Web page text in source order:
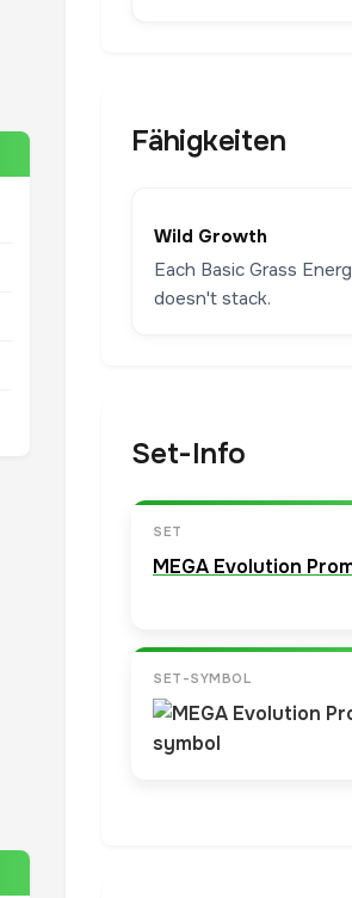
Fähigkeiten
Wild Growth
Each Basic Grass
doesn't stack.
Set-Info
SET
MEGA Evolution
SET-SYMBOL